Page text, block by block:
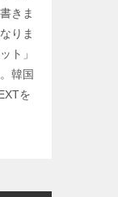
きま
りま
ト」
韓国
を